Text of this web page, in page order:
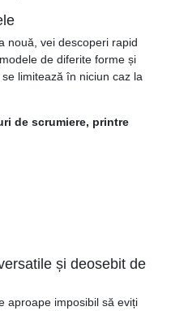
nouă, vei descoperi rapid
de diferite forme și
limitează în niciun caz la
de scrumiere, printre
și deosebit de
aproape imposibil să eviți